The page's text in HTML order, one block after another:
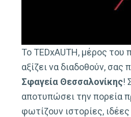
Το TEDxAUTH, μέρος του
αξίζει να διαδοθούν, σας
Σφαγεία Θεσσαλονίκης!
αποτυπώσει την πορεία
φωτίζουν ιστορίες,